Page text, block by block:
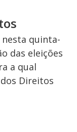
nesta quinta-
das eleições
a qual
Direitos